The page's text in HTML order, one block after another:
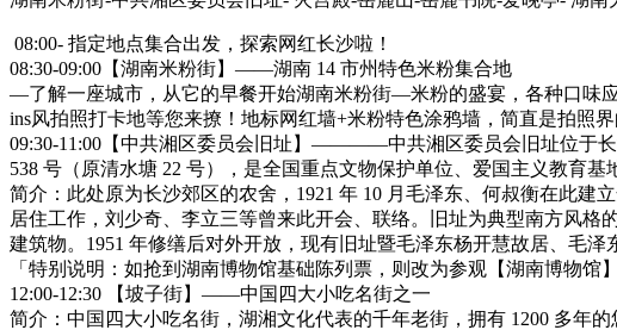
08:00- 指定地点集合出发，探索网红长沙啦！
08:30-09:00【湖南米粉街】——湖南 14 市州特色米粉集合地
—了解一座城市，从它的早餐开始湖南米粉街—米粉的盛宴，各种口味
ins风拍照打卡地等您来撩！地标网红墙+米粉特色涂鸦墙，简直是拍照
09:30-11:00【中共湘区委员会旧址】————中共湘区委员会旧址位于
538 号（原清水塘 22 号），是全国重点文物保护单位、爱国主义教育基
简介：此处原为长沙郊区的农舍，1921 年 10 月毛泽东、何叔衡在此
居住工作，刘少奇、李立三等曾来此开会、联络。旧址为典型南方风格
建筑物。1951 年修缮后对外开放，现有旧址暨毛泽东杨开慧故居、毛
「特别说明：如抢到湖南博物馆基础陈列票，则改为参观【湖南博物馆】
12:00-12:30 【坡子街】——中国四大小吃名街之一
简介：中国四大小吃名街，湖湘文化代表的千年老街，拥有 1200 多年